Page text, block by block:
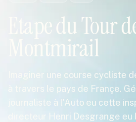
Etape du Tour
Montmirail
Imaginer une course cycliste
à travers le pays de Françe.
journaliste à l'Auto eu cette
directeur Henri Desgrange